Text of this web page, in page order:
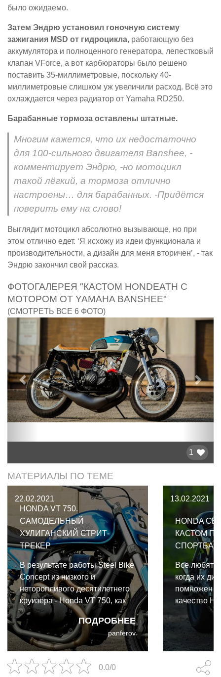
было ожидаемо.
Затем Эндрю установил гоночную систему
зажигания MSD от гидроцикла, работающую без
аккумулятора и полноценного генератора, лепестковый
клапан VForce, а вот карбюраторы было решено
поставить 35-миллиметровые, поскольку 40-
миллиметровые слишком уж увеличили расход. Всё это
охлаждается через радиатор от Yamaha RD250.
Барабанные тормоза оставлены штатные.
Многим кажется, что их недостаточно
для 100-сильного двигателя Banshee, -
комментирует Эндрю, -но мотоцикл
такой лёгкий, а тормоза отлично
настроены… для барабанных. -Придётся
поверить ему на слово!
Выглядит мотоцикл абсолютно вызывающе, но при
этом отлично едет. ‘Я исхожу из идеи функционала и
производительности, а дизайн для меня вторичен’, - так
Эндрю закончил свой рассказ.
ФОТОГАЛЕРЕЯ "КАСТОМ HONDEATH С
МОТОРОМ ОТ YAMAHA BANSHEE"
(СМОТРЕТЬ ВСЕ 6 ФОТО)
Предыдущий
1
МАТЕРИАЛЫ ПО ТЕМЕ
22.02.2021
HONDA VT 750.
САМОДЕЛЬНЫЙ
ХУЛИГАНСКИЙ СТРИТ-
ТРЕКЕР
ПОДРОБНЕЕ
В результате работы Steel Bike
Concept из низкого и
неторопливого десятилетнего
круизёра - Honda VT 750, как
прекрасная бабочка из куколки,
вылупился шикарный
хулиганский стрит-трекер,
полностью соответствующий
концепции мастерской.
panferov
13.02.2021
HONDA
КАСТОМ
Все любят
когда их
помножен
качество
на
стоят в
на
0.0/0